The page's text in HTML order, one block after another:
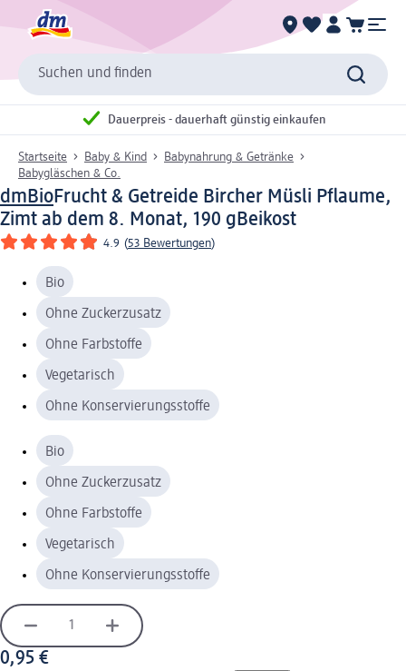
Suchen und finden
Dauerpreis - dauerhaft günstig einkaufen
Startseite Baby & Kind
Babynahrung & Getränke
Babygläschen & Co.
dmBioFrucht & Getreide Bircher Müsli Pflaume,
Zimt ab dem 8. Monat, 190 gBeikost
4.9 (53 Bewertungen)
Bio
Ohne Zuckerzusatz
Ohne Farbstoffe
Vegetarisch
Ohne Konservierungsstoffe
Bio
Ohne Zuckerzusatz
Ohne Farbstoffe
Vegetarisch
Ohne Konservierungsstoffe
0,95 €